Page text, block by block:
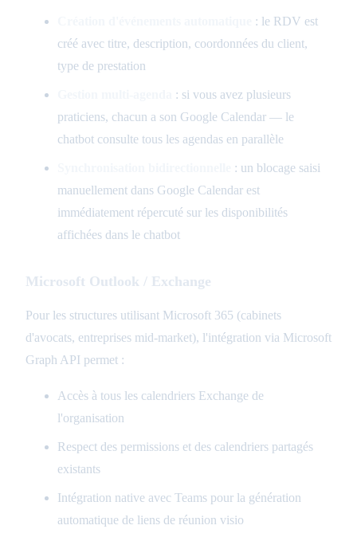
: le RDV est
créé avec titre, description, coordonnées du client,
type de prestation
: si vous avez plusieurs
praticiens, chacun a son Google Calendar — le
chatbot consulte tous les agendas en parallèle
: un blocage saisi
manuellement dans Google Calendar est
immédiatement répercuté sur les disponibilités
affichées dans le chatbot
Microsoft Outlook / Exchange
Pour les structures utilisant Microsoft 365 (cabinets
d'avocats, entreprises mid-market), l'intégration via Microsoft
Graph API permet :
Accès à tous les calendriers Exchange de
l'organisation
Respect des permissions et des calendriers partagés
existants
Intégration native avec Teams pour la génération
automatique de liens de réunion visio